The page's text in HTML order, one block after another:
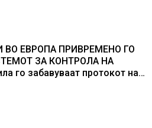
ЕВРОПА ПРИВРЕМЕНО ГО
ЗА КОНТРОЛА НА
го забавуваат протокот на